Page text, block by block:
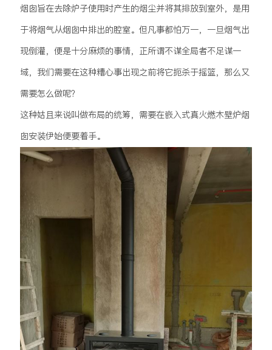
烟囱旨在去除炉子使用时产生的烟尘并将其排放到室外，是用
于将烟气从烟囱中排出的腔室。但凡事都怕万一，一旦烟气出
现倒灌，便是十分麻烦的事情，正所谓不谋全局者不足谋一
域，我们需要在这种糟心事出现之前将它扼杀于摇篮，那么又
需要怎么做呢？
这种姑且来说叫做布局的统筹，需要在嵌入式真火燃木壁炉烟
囱安装伊始便要着手。